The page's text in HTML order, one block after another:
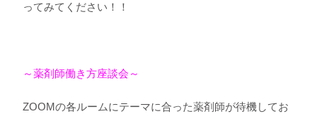
ってみてください！！
～薬剤師働き方座談会～
ZOOMの各ルームにテーマに合った薬剤師が待機してお